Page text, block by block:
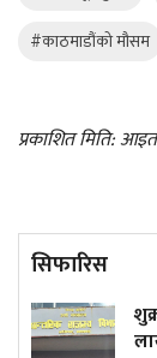
#काठमाडौंको मौसम
प्रकाशित मिति:
सिफारिस